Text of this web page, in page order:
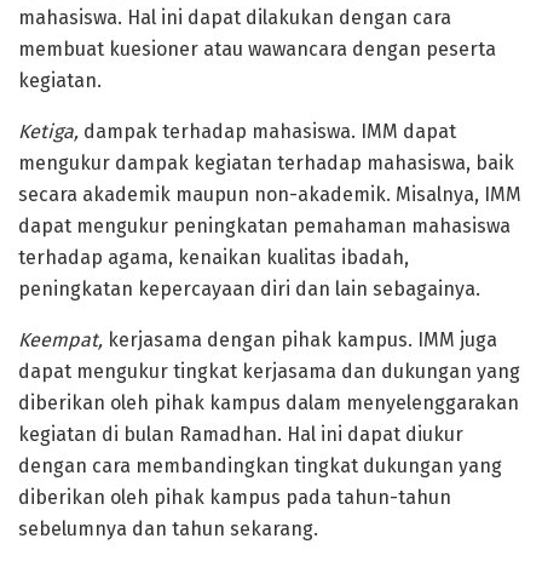
mahasiswa. Hal ini dapat dilakukan dengan cara
membuat kuesioner atau wawancara dengan peserta
kegiatan.
Ketiga, dampak terhadap mahasiswa. IMM dapat
mengukur dampak kegiatan terhadap mahasiswa, baik
secara akademik maupun non-akademik. Misalnya, IMM
dapat mengukur peningkatan pemahaman mahasiswa
terhadap agama, kenaikan kualitas ibadah,
peningkatan kepercayaan diri dan lain sebagainya.
Keempat, kerjasama dengan pihak kampus. IMM juga
dapat mengukur tingkat kerjasama dan dukungan yang
diberikan oleh pihak kampus dalam menyelenggarakan
kegiatan di bulan Ramadhan. Hal ini dapat diukur
dengan cara membandingkan tingkat dukungan yang
diberikan oleh pihak kampus pada tahun-tahun
sebelumnya dan tahun sekarang.